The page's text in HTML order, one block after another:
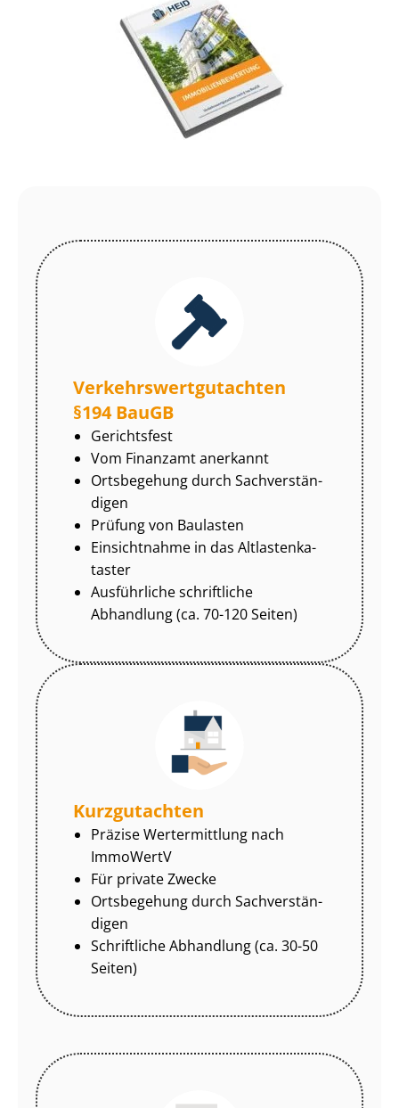
Ver­kehrs­wert­gut­ach­ten
§194 BauGB
Gerichtsfest
Vom Finanzamt anerkannt
Ortsbegehung durch Sach­ver­stän­
di­gen
Prüfung von Baulasten
Einsichtnahme in das Alt­las­ten­ka­
tas­ter
Ausführliche schriftliche
Abhandlung (ca. 70-120 Seiten)
Kurzgutachten
Präzise Wertermittlung nach
ImmoWertV
Für private Zwecke
Ortsbegehung durch Sach­ver­stän­
di­gen
Schriftliche Abhandlung (ca. 30-50
Seiten)